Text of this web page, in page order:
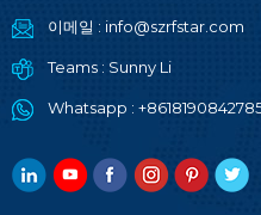
이메일 : info@szrfstar.com
Teams : Sunny Li
Whatsapp :